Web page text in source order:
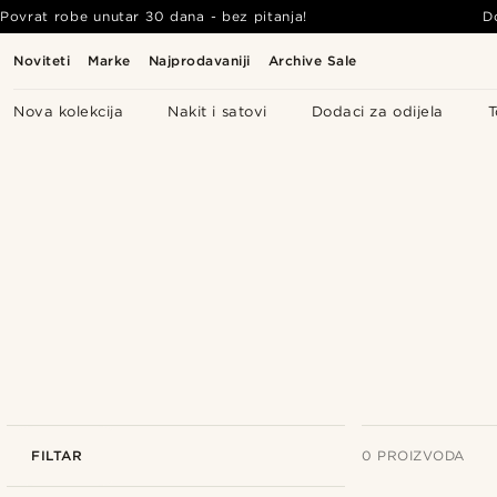
Noviteti Marke Najprodavaniji Archive Sale
Nova kolekcija Nakit i satovi Dodaci za odijela
Povrat robe unutar 30 dana - bez pitanja!
FILTAR 0 PROIZVODA